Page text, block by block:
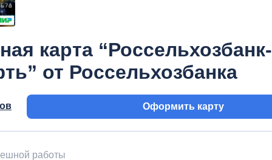
карта “Россельхозбанк-
от Россельхозбанка
Оформить карту
работы